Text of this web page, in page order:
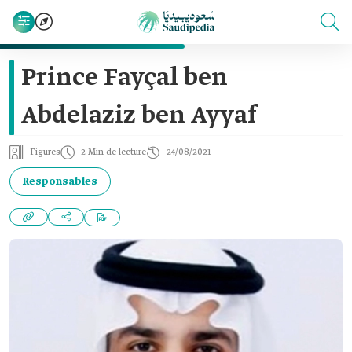
Prince Fayçal ‎ben
Abdelaziz ben Ayyaf
Figures 2 Min de lecture 24/08/2021
Responsables